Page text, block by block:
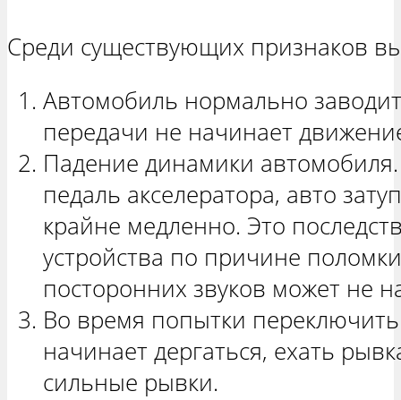
Среди существующих признаков
Автомобиль нормально
передачи не начинает
Падение динамики
педаль акселератора, авто
крайне медленно. Это
устройства по причине
посторонних звуков может не
Во время попытки
начинает дергаться, ехать
сильные рывки.